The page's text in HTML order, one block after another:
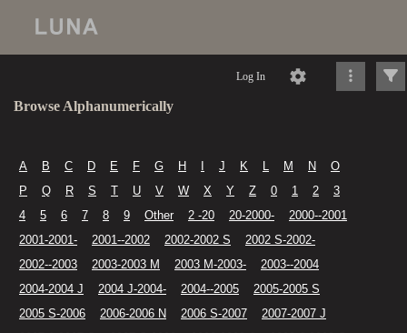
Log In
Browse Alphanumerically
A B C D E F G H J K L M N
O
P
Q R S T U V W X Y Z 0 1 2
3
4
5 6 7 8 9 Other 2 -20 20-2000-
2000--2001
2001-2001-
2001--2002 2002-2002 S
2002 S-2002-
2002--2003
2003-2003 M 2003 M-2003-
2003--2004
2004-2004 J
2004 J-2004- 2004--2005
2005-2005 S
2005 S-2006
2006-2006 N 2006 S-2007
2007-2007 J